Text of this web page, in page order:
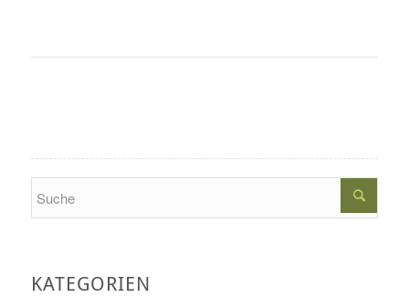
KATEGORIEN